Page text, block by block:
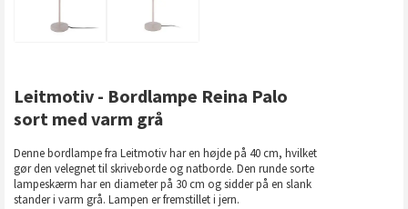
Leitmotiv - Bordlampe Reina Palo
sort med varm grå
Denne bordlampe fra Leitmotiv har en højde på 40 cm, hvilket
gør den velegnet til skriveborde og natborde. Den runde sorte
lampeskærm har en diameter på 30 cm og sidder på en slank
stander i varm grå. Lampen er fremstillet i jern.